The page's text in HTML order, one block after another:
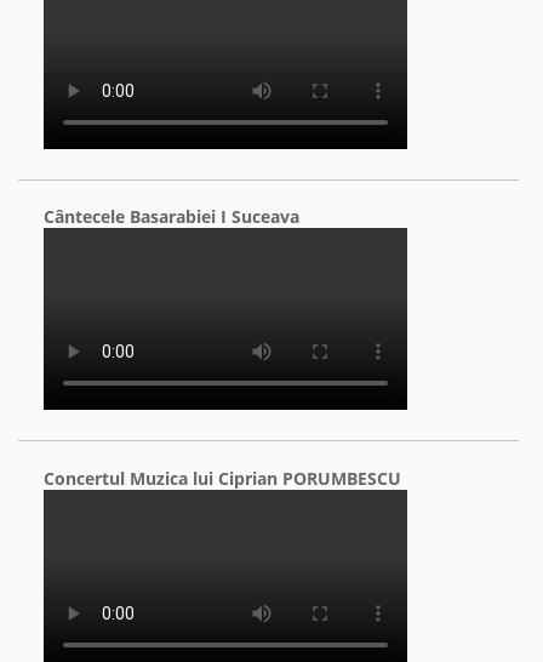
Cântecele Basarabiei I Suceava
Concertul Muzica lui Ciprian PORUMBESCU